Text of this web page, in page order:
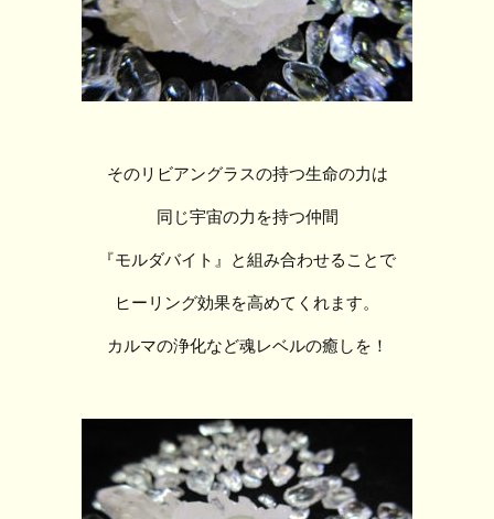
そのリビアングラスの持つ生命の力は
同じ宇宙の力を持つ仲間
『モルダバイト』と組み合わせることで
ヒーリング効果を高めてくれます。
カルマの浄化など魂レベルの癒しを！